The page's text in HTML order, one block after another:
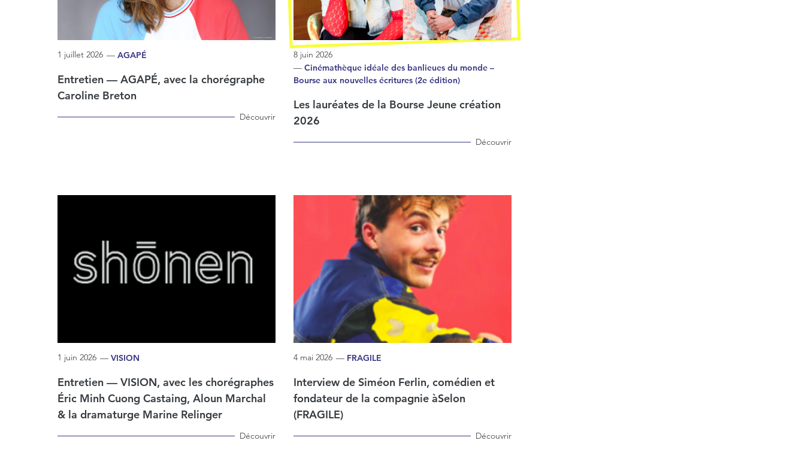
1 juillet 2026 — AGAPÉ
Entretien — AGAPÉ, avec la chorégraphe
Caroline Breton
Découvrir
8 juin 2026
— Cinémathèque idéale des banlieues du monde –
Bourse aux nouvelles écritures (2e édition)
Les lauréates de la Bourse Jeune création
2026
Découvrir
1 juin 2026 — VISION
Entretien — VISION, avec les chorégraphes
Éric Minh Cuong Castaing, Aloun Marchal
& la dramaturge Marine Relinger
Découvrir
4 mai 2026 — FRAGILE
Interview de Siméon Ferlin, comédien et
fondateur de la compagnie àSelon
(FRAGILE)
Découvrir